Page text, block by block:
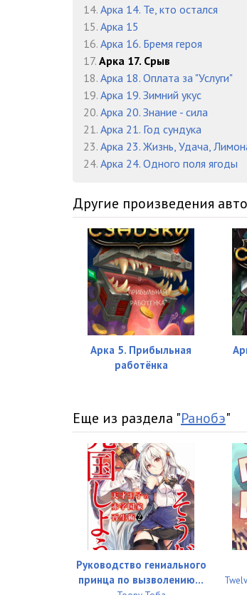
Глава 11 Часть 1
Глава 11 Часть 2
Интерлюдия
14. Арка 14. Те, кто остался
15. Арка 15
16. Арка 16. Бремя героя
17. Арка 17. Срыв
18. Арка 18. Оплата за "Услуги"
19. Арка 19. Зимний укус
20. Арка 20. Знание - сила
21. Арка 21. Год сундука
23. Арка 23. Жизнь, Удача,
24. Арка 24. Одного поля ягоды
Другие произведения
Арка 5. Прибыльная
работёнка
Еще из раздела "Ранобэ"
Руководство гениального
принца по вызволению...